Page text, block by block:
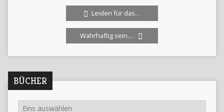
Leiden für das…
Wahrhaftig sein.…
BÜCHER